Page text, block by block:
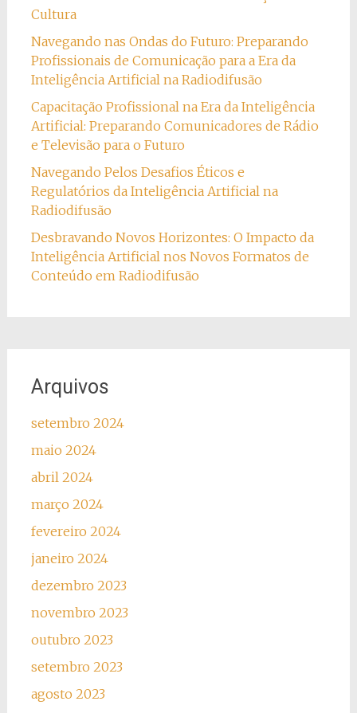
Cultura
Navegando nas Ondas do Futuro: Preparando
Profissionais de Comunicação para a Era da
Inteligência Artificial na Radiodifusão
Capacitação Profissional na Era da Inteligência
Artificial: Preparando Comunicadores de Rádio
e Televisão para o Futuro
Navegando Pelos Desafios Éticos e
Regulatórios da Inteligência Artificial na
Radiodifusão
Desbravando Novos Horizontes: O Impacto da
Inteligência Artificial nos Novos Formatos de
Conteúdo em Radiodifusão
Arquivos
setembro 2024
maio 2024
abril 2024
março 2024
fevereiro 2024
janeiro 2024
dezembro 2023
novembro 2023
outubro 2023
setembro 2023
agosto 2023